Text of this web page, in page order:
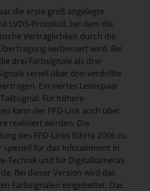
die erste groß angelegte
LVDS-Protokoll, bei dem die
Verträglichkeit durch die
verbessert wird. Bei
drei Farbsignale als drei
seriell über drei verdrillte
Ein viertes Leiterpaar
Für höhere
kann der FPD-Link auch über
realisiert werden. Die
des FPD-Links führte 2006 zu
speziell für das Infotainment in
Technik und für Digitalkameras
Bei dieser Version wird das
Farbsignalen eingebettet. Das